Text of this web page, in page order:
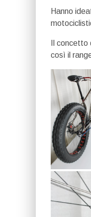
Hanno
Il
così il